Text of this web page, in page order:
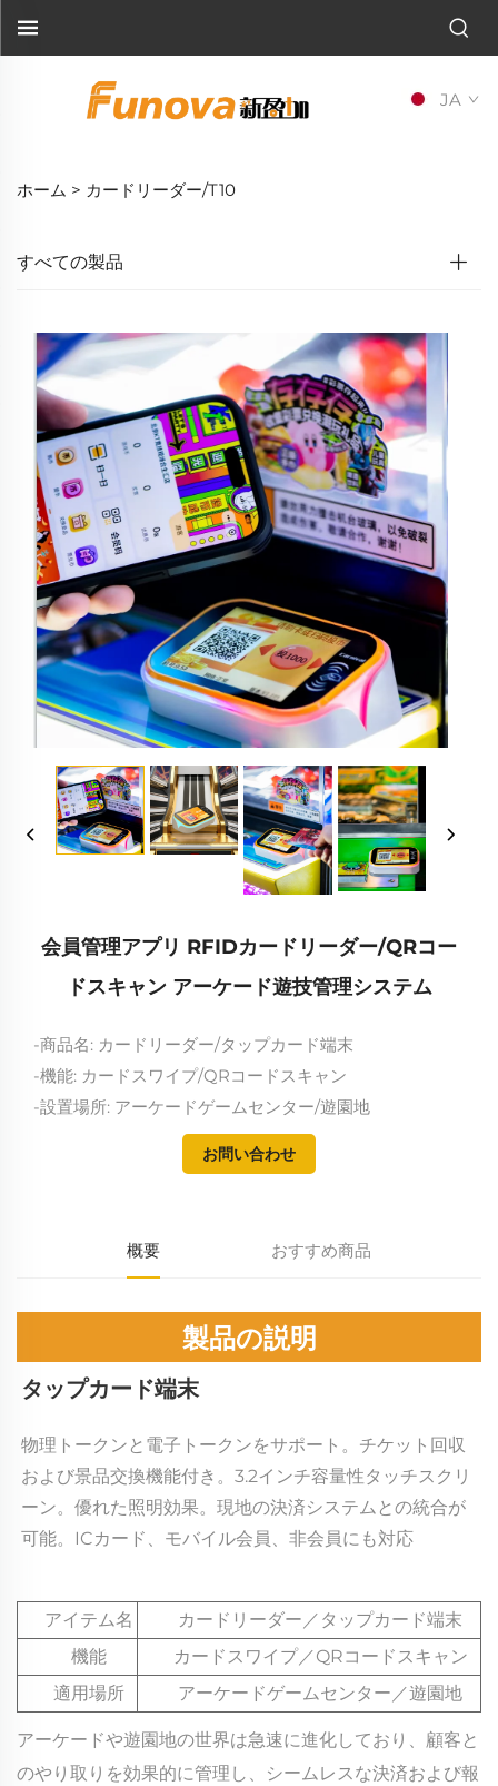
JA
ホーム > カードリーダー/T10
すべての製品
会員管理アプリ RFIDカードリーダー/QRコー
ドスキャン アーケード遊技管理システム
-商品名: カードリーダー/タップカード端末
-機能: カードスワイプ/QRコードスキャン
-設置場所: アーケードゲームセンター/遊園地
お問い合わせ
概要 おすすめ商品
製品の説明
タップカード端末
物理トークンと電子トークンをサポート。チケット回収
および景品交換機能付き。3.2インチ容量性タッチスクリ
ーン。優れた照明効果。現地の決済システムとの統合が
可能。ICカード、モバイル会員、非会員にも対応
アイテム名
カードリーダー／タップカード端末
機能
カードスワイプ／QRコードスキャン
適用場所
アーケードゲームセンター／遊園地
アーケードや遊園地の世界は急速に進化しており、顧客と
のやり取りを効果的に管理し、シームレスな決済および報